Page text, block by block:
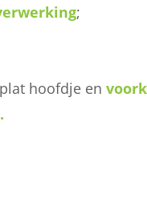
;
hoofdje en